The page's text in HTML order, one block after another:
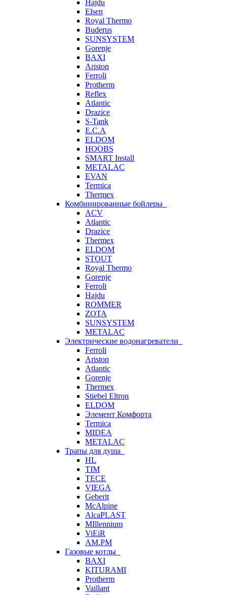
Hajdu
Elsen
Royal Thermo
Buderus
SUNSYSTEM
Gorenje
BAXI
Ariston
Ferroli
Protherm
Reflex
Atlantic
Drazice
S-Tank
E.C.A
ELDOM
HOOBS
SMART Install
METALAC
EVAN
Termica
Thermex
Комбинированные бойлеры
ACV
Atlantic
Drazice
Thermex
ELDOM
STOUT
Royal Thermo
Gorenje
Ferroli
Hajdu
ROMMER
ZOTA
SUNSYSTEM
METALAC
Электрические водонагреватели
Ferroli
Ariston
Atlantic
Gorenje
Thermex
Stiebel Eltron
ELDOM
Элемент Комфорта
Termica
MIDEA
METALAC
Трапы для душа
HL
TIM
TECE
VIEGA
Geberit
McAlpine
AlcaPLAST
MIllennium
ViEiR
AM.PM
Газовые котлы
BAXI
KITURAMI
Protherm
Vaillant